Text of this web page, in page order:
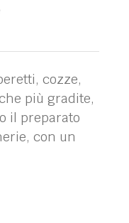
cozze,
più gradite,
il preparato
con un